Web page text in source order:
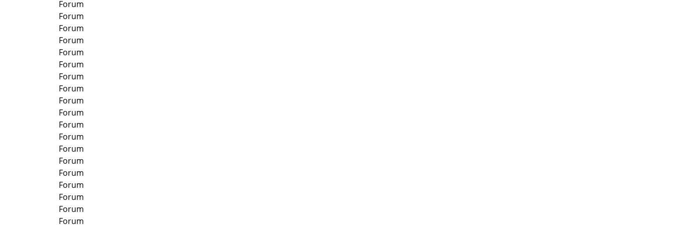
Forum
Forum
Forum
Forum
Forum
Forum
Forum
Forum
Forum
Forum
Forum
Forum
Forum
Forum
Forum
Forum
Forum
Forum
Forum